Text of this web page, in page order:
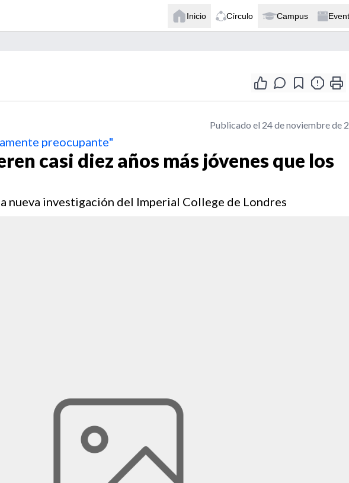
Inicio Círculo Campus
Publicado el 24 de noviembre de
preocupante"
casi diez años más jóvenes que los
nueva investigación del Imperial College de Londres